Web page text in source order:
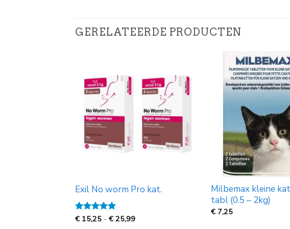
GERELATEERDE PRODUCTEN
Exil No worm Pro kat.
Gewaardeerd
€ 15,25 - € 25,99Prijsklasse:
Milbemax kleine
tabl (0.5 – 2kg)
€ 7,25